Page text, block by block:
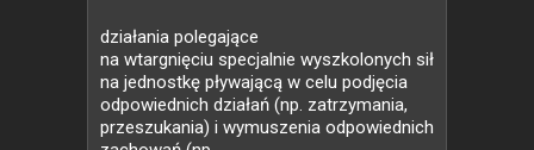
działania polegające
na wtargnięciu specjalnie wyszkolonych sił
na jednostkę pływającą w celu podjęcia
odpowiednich działań (np. zatrzymania,
przeszukania) i wymuszenia odpowiednich